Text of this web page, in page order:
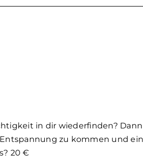
in dir wiederfinden?
zu kommen und
20 €